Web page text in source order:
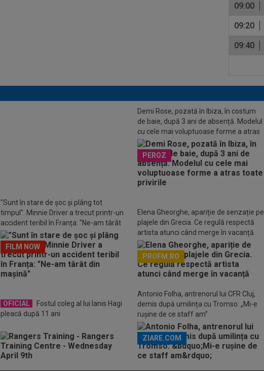
09:00
09:20
09:40
Demi Rose, pozată în Ibiza, în costum
de baie, după 3 ani de absență. Modelul
cu cele mai voluptuoase forme a atras
toate privirile
PEROZ
"Sunt în stare de șoc și plâng tot
timpul". Minnie Driver a trecut printr-un
accident teribil în Franța: "Ne-am târât
din mașină"
FILM NOW
Elena Gheorghe, apariție de senzație pe
plajele din Grecia. Ce regulă respectă
artista atunci când merge în vacanță
PROFM.RO
OFICIAL
Fostul coleg al lui Ianis Hagi
pleacă după 11 ani
Antonio Folha, antrenorul lui CFR Cluj,
demis după umilința cu Tromso: „Mi-e
rușine de ce staff am”
ZIARE.COM